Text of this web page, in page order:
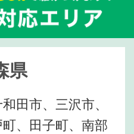
県
田市、三沢市、
、田子町、南部